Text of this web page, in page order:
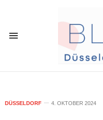
DÜSSELDORF 4. OKTOBER 2024